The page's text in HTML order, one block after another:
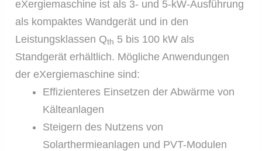
eXergiemaschine ist als 3- und 5-kW-Ausführung
als kompaktes Wandgerät und in den
Leistungsklassen Qth 5 bis 100 kW als
Standgerät erhältlich. Mögliche Anwendungen
der eXergiemaschine sind:
Effizienteres Einsetzen der Abwärme von
Kälteanlagen
Steigern des Nutzens von
Solarthermieanlagen und PVT-Modulen